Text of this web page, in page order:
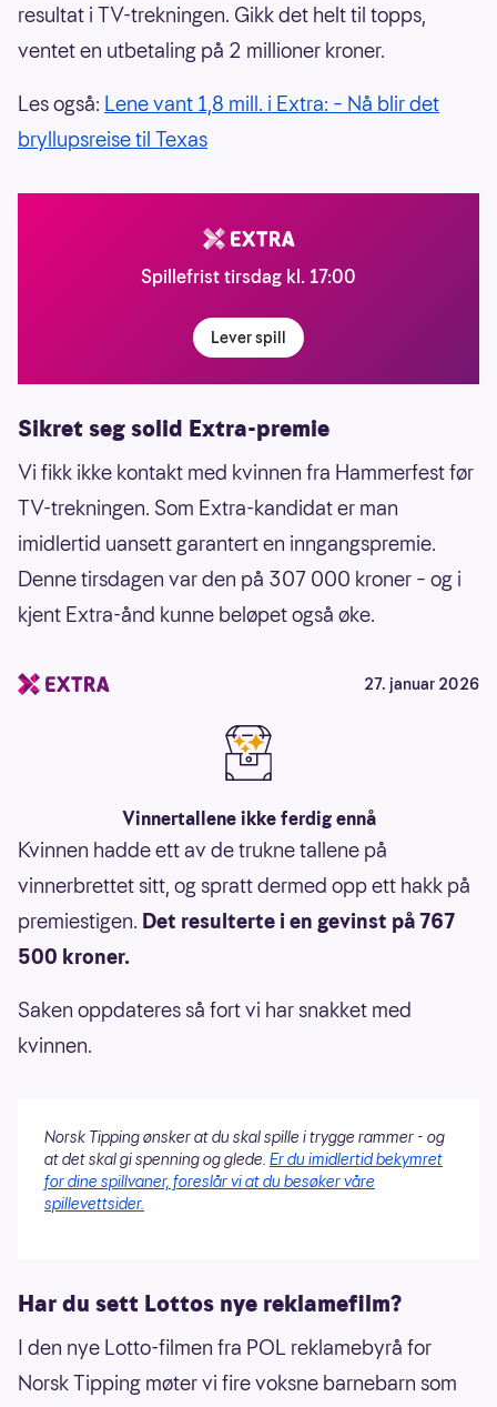
resultat i TV-trekningen. Gikk det helt til topps,
ventet en utbetaling på 2 millioner kroner.
Les også: Lene vant 1,8 mill. i Extra: – Nå blir det
bryllupsreise til Texas
Spillefrist tirsdag kl. 17:00
Lever spill
Sikret seg solid Extra-premie
Vi fikk ikke kontakt med kvinnen fra Hammerfest før
TV-trekningen. Som Extra-kandidat er man
imidlertid uansett garantert en inngangspremie.
Denne tirsdagen var den på 307 000 kroner – og i
kjent Extra-ånd kunne beløpet også øke.
27. januar 2026
Vinnertallene ikke ferdig ennå
Kvinnen hadde ett av de trukne tallene på
vinnerbrettet sitt, og spratt dermed opp ett hakk på
premiestigen. Det resulterte i en gevinst på 767
500 kroner.
Saken oppdateres så fort vi har snakket med
kvinnen.
Norsk Tipping ønsker at du skal spille i trygge rammer - og
at det skal gi spenning og glede. Er du imidlertid bekymret
for dine spillvaner, foreslår vi at du besøker våre
spillevettsider.
Har du sett Lottos nye reklamefilm?
I den nye Lotto-filmen fra POL reklamebyrå for
Norsk Tipping møter vi fire voksne barnebarn som